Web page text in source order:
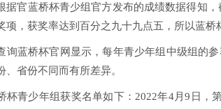
据官蓝桥杯青少组官方发布的成绩数据得知
项，获奖率达到百分之九十九点五，所以蓝桥
询蓝桥杯官网显示，每年青少年组中级组的
、省份不同而有所差异。
杯青少年组获奖名单如下：2022年4月9日，